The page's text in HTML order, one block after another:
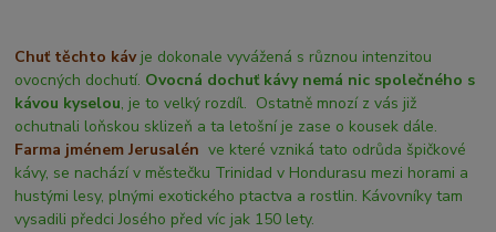
Chuť těchto kávje dokonale vyvážená s různou intenzitou
ovocných dochutí. Ovocná dochuť kávy nemá nic společného s
kávou kyselou, je to velký rozdíl. Ostatně mnozí z vás již
ochutnali loňskou sklizeň a ta letošní je zase o kousek dále.
Farma jménem Jerusalén ve které vzniká tato odrůda špičkové
kávy, se nachází v městečku Trinidad v Hondurasu mezi horami a
hustými lesy, plnými exotického ptactva a rostlin. Kávovníky tam
vysadili předci Josého před víc jak 150 lety.